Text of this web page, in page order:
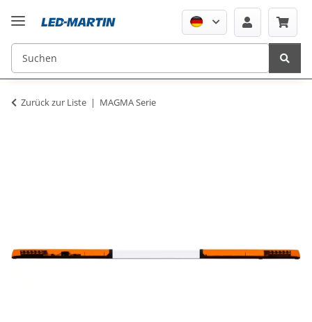
Zurück zur Liste MAGMA Serie